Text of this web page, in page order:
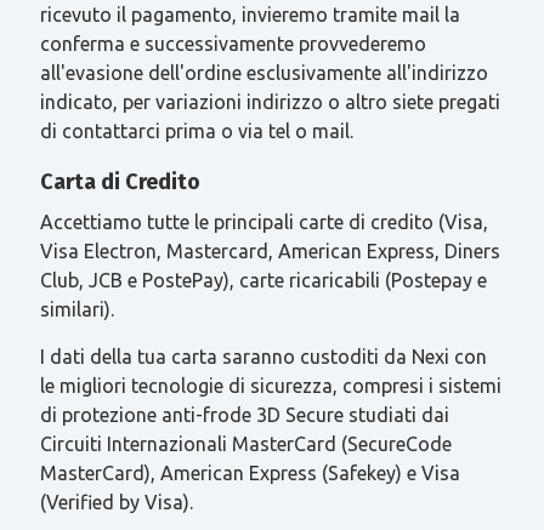
ricevuto il pagamento, invieremo tramite mail la
conferma e successivamente provvederemo
all'evasione dell'ordine esclusivamente all'indirizzo
indicato, per variazioni indirizzo o altro siete pregati
di contattarci prima o via tel o mail.
Carta di Credito
Accettiamo tutte le principali carte di credito (Visa,
Visa Electron, Mastercard, American Express, Diners
Club, JCB e PostePay), carte ricaricabili (Postepay e
similari).
I dati della tua carta saranno custoditi da Nexi con
le migliori tecnologie di sicurezza, compresi i sistemi
di protezione anti-frode 3D Secure studiati dai
Circuiti Internazionali MasterCard (SecureCode
MasterCard), American Express (Safekey) e Visa
(Verified by Visa).